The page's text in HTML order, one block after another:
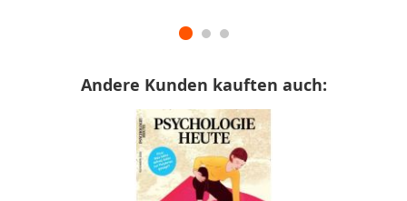
Andere Kunden kauften auch: